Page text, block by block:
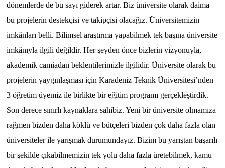
dönemlerde de bu sayı giderek artar. Biz üniversite olarak daima
bu projelerin destekçisi ve takipçisi olacağız. Üniversitemizin
imkânları belli. Bilimsel araştırma yapabilmek tek başına üniversite
imkânıyla ilgili değildir. Her şeyden önce bizlerin vizyonuyla,
akademik camiadan beklentilerimizle ilgilidir. Üniversite olarak bu
projelerin yaygınlaşması için Karadeniz Teknik Üniversitesi’nden
3 öğretim üyemiz ile birlikte bir eğitim programı gerçekleştirdik.
Son derece sınırlı kaynaklara sahibiz. Yeni bir üniversite olmamıza
rağmen bizden daha köklü ve bütçeleri bizden çok daha fazla olan
üniversiteler ile yarışmak durumundayız. Bizim bu yarıştan başarılı
bir şekilde çıkabilmemizin tek yolu daha fazla üretebilmek, kamu